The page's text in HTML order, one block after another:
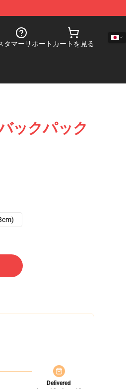
タマーサポート カートを見る
ックパック
Delivered